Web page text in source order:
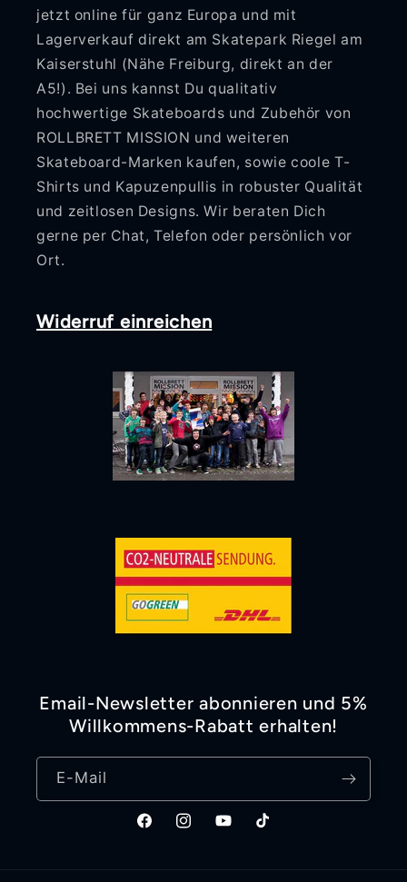
jetzt online für ganz Europa und mit
Lagerverkauf direkt am Skatepark Riegel am
Kaiserstuhl (Nähe Freiburg, direkt an der
A5!). Bei uns kannst Du qualitativ
hochwertige Skateboards und Zubehör von
ROLLBRETT MISSION und weiteren
Skateboard-Marken kaufen, sowie coole T-
Shirts und Kapuzenpullis in robuster Qualität
und zeitlosen Designs. Wir beraten Dich
gerne per Chat, Telefon oder persönlich vor
Ort.
Widerruf einreichen
Email-Newsletter abonnieren und 5%
Willkommens-Rabatt erhalten!
E-Mail
FacebookInstagramYouTubeTikTok